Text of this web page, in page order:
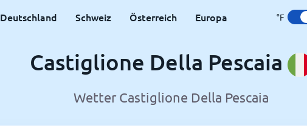
Deutschland Schweiz Österreich Europa °F
Castiglione Della Pescaia
Wetter Castiglione Della Pescaia